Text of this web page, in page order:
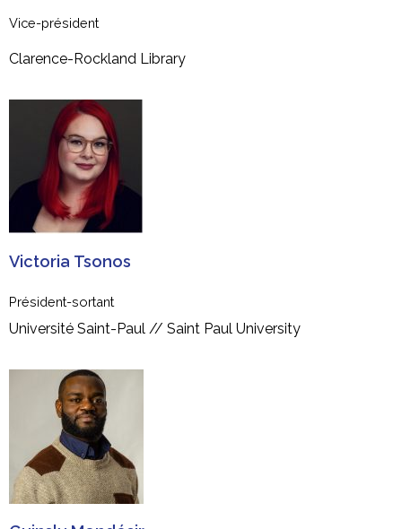
Vice-président
Clarence-Rockland Library
Victoria Tsonos
Président-sortant
Université Saint-Paul // Saint Paul University